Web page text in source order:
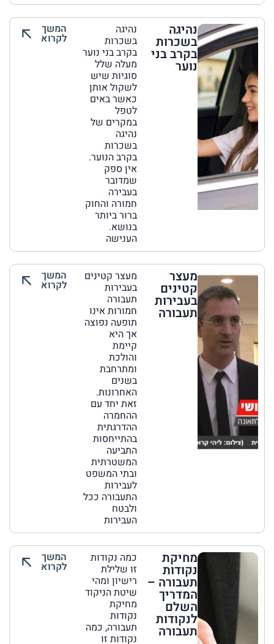
נהיגה
בשכרות
בקרב בני
נוער
נהיגה
בשכרות
בקרב בני נוער
מעלה שלל
סוגיות שיש
לשקול אותן
כאשר באים
לטפל
במקרים של
נהיגה
בשכרות
בקרב הנוער.
אין ספק
שמדובר
בעבירה
חמורה והחוק
ברור ביותר
בנושא.
הענישה
המשך
לקרוא
מעצר
קטינים
בעבירות
תעבורה
מעצר קטינים
בעבירות
תעבורה
חמורות אינו
תופעה נפוצה
אך היא
קיימת
והולכת
ומתרחבת
בשנים
האחרונות.
זאת יחד עם
ההחמרה
ההדרגתית
בהתייחסות
התביעה
המשטרתית
ובתי המשפט
לעבירות
התעבורה ככל
ולבטח
העבירות
המשך
לקרוא
מחיקת
נקודות
תעבורה –
המדריך
השלם
לנקודות
תעבורה
כמה נקודות
זו שלילת
רישיון ומהי
שיטת הניקוד
מחיקת
נקודות
תעבורה, כמה
נקודות זו
המשך
לקרוא